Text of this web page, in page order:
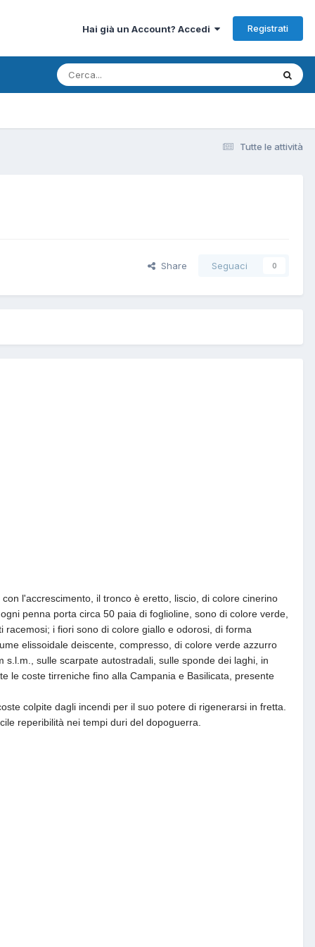
Hai già un Account? Accedi Registrati
Tutte le attività
Share Seguaci 0
l'accrescimento, il tronco è eretto, liscio, di colore cinerino
penna porta circa 50 paia di foglioline, sono di colore verde,
i fiori sono di colore giallo e odorosi, di forma
elissoidale deiscente, compresso, di colore verde azzurro
sulle scarpate autostradali, sulle sponde dei laghi, in
le coste tirreniche fino alla Campania e Basilicata, presente
colpite dagli incendi per il suo potere di rigenerarsi in fretta.
reperibilità nei tempi duri del dopoguerra.